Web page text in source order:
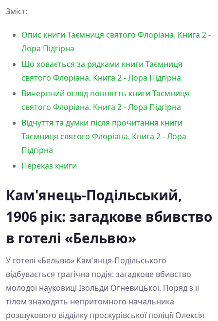
Зміст:
Опис книги Таємниця святого Флоріана. Книга 2 -
Лора Підгірна
Що ховається за рядками книги Таємниця
святого Флоріана. Книга 2 - Лора Підгірна
Вичерпний огляд поннятть книги Таємниця
святого Флоріана. Книга 2 - Лора Підгірна
Відчуття та думки після прочитання книги
Таємниця святого Флоріана. Книга 2 - Лора
Підгірна
Переказ книги
Кам'янець-Подільський,
1906 рік: загадкове вбивство
в готелі «Бельвю»
У готелі «Бельвю» Кам'янця-Подільського
відбувається трагічна подія: загадкове вбивство
молодої науковиці Ізольди Огневицької. Поряд з її
тілом знаходять непритомного начальника
розшукового відділку проскурівської поліції Олексія